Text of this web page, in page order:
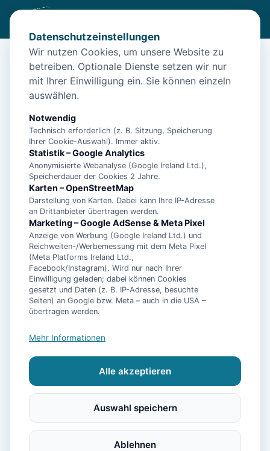
/Unterkünfte /Norden/
Norden: Apartment Möwennest (7/1) – Luxus pur in
Norden: Apartment Möwennest
(7/1) – Luxus pur in
26506 Norden
Ausstattung
WLAN
Geschirrspüler Terrasse
Wellness Kaffeemaschine Herdplatte
Espressomaschine
Datenschutzeinstellungen
Wir nutzen Cookies, um unsere Website zu
betreiben. Optionale Dienste setzen wir nur
mit Ihrer Einwilligung ein. Sie können einzeln
auswählen.
Notwendig
Technisch erforderlich (z. B. Sitzung, Speicherung
Ihrer Cookie-Auswahl). Immer aktiv.
Statistik – Google Analytics
Anonymisierte Webanalyse (Google Ireland Ltd.),
Speicherdauer der Cookies 2 Jahre.
Karten – OpenStreetMap
Darstellung von Karten. Dabei kann Ihre IP-Adresse
an Drittanbieter übertragen werden.
Marketing – Google AdSense & Meta Pixel
Anzeige von Werbung (Google Ireland Ltd.) und
Reichweiten-/Werbemessung mit dem Meta Pixel
(Meta Platforms Ireland Ltd.,
Facebook/Instagram). Wird nur nach Ihrer
Einwilligung geladen; dabei können Cookies
gesetzt und Daten (z. B. IP-Adresse, besuchte
Seiten) an Google bzw. Meta – auch in die USA –
übertragen werden.
Mehr Informationen
Alle akzeptieren
Auswahl speichern
Ablehnen